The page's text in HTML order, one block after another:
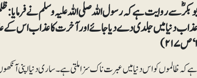
سے روایت ہے کہ رسول اللہ صلی اللہ علیہ وسلم نے فرمایا:
دنیا میں جلدی دے دیا جائے اور آخرت کا عذاب اس کے
ہے کہ ظالموں کو اس دنیا میں عبرت ناک سزا ملتی ہے۔ ساری دنیا اپنی